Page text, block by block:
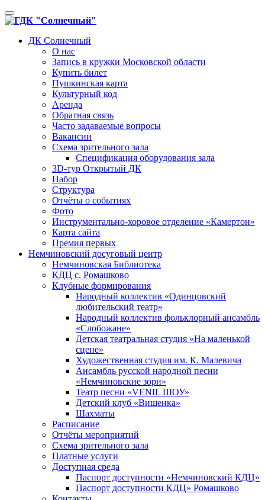
Toggle
navigation
ДК Солнечный
О нас
Запись в кружки Московской области
Купить билет
Пушкинская карта
Культурный код
Аренда
Обратная связь
Часто задаваемые вопросы
Вакансии
Схема зрительного зала
Спецификация оборудования зала
3D-тур Открытый ДК
Набор
Структура
Отчёты о событиях
Фото
Инструментально-хоровое отделение «Камертон»
Карта сайта
Премия первых
Немчиновский досуговый центр
Немчиновская Библиотека
КДЦ с. Ромашково
Клубные формирования
Народный коллектив «Одинцовский
любительский театр»
Народный коллектив фольклорный ансамбль
«Слобожане»
Детская театральная студия «На маленькой
сцене»
Художественная студия им. К. Малевича
Ансамбль русской народной песни
«Немчиновские зори»
Театр песни «VENIL ШОУ»
Детский клуб «Вишенка»
Шахматы
Расписание
Отчёты мероприятий
Схема зрительного зала
Платные услуги
Доступная среда
Паспорт доступности «Немчиновский КДЦ»
Паспорт доступности КДЦ» Ромашково